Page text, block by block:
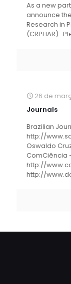
As a new
announce
Research in
(CRPHAR).
26 de
Journals
Brazilian
http://
Oswaldo
ComCiência
http://
http://